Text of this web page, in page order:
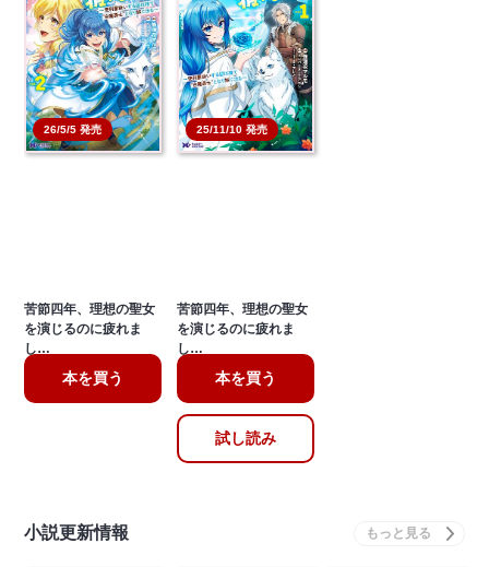
26/5/5 発売
苦節四年、理想の聖女
を演じるのに疲れま
し…
本を買う
25/11/10 発売
苦節四年、理想の聖女
を演じるのに疲れま
し…
本を買う
試し読み
小説更新情報